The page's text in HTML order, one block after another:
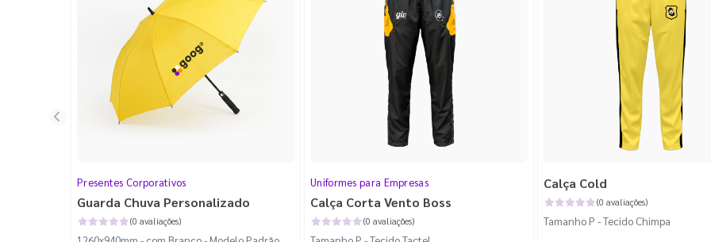
Presentes Corporativos
Guarda Chuva Personalizado
(0 avaliações)
Uniformes para Empresas
Calça Corta Vento Boss
(0 avaliações)
Calça Cold
(0 avaliações)
Tamanho P - Tecido Chimpa